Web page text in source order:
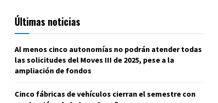
Últimas noticias
Al menos cinco autonomías no podrán atender todas
las solicitudes del Moves III de 2025, pese a la
ampliación de fondos
Cinco fábricas de vehículos cierran el semestre con